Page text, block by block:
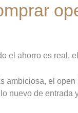
el ahorro es
ambiciosa, el
nuevo de